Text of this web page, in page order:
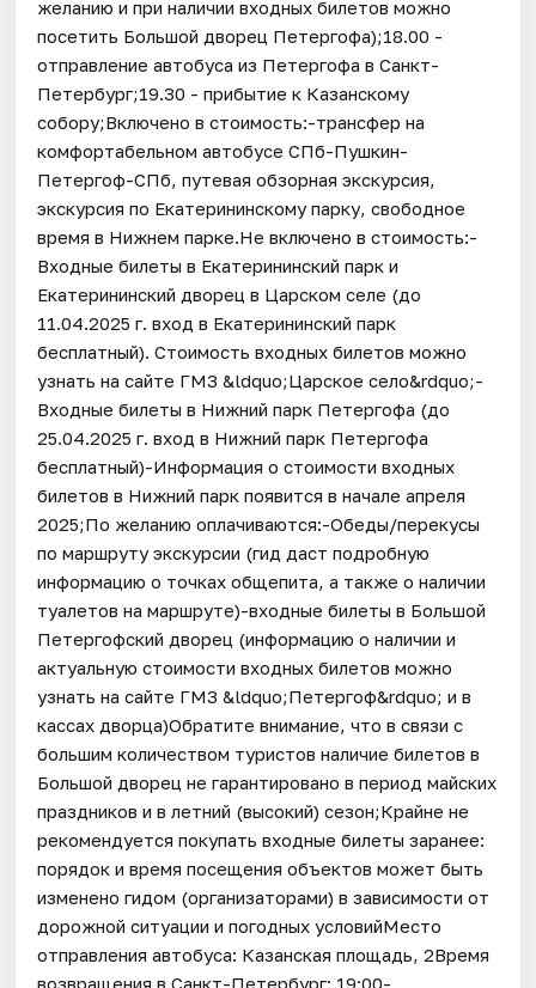
желанию и при наличии входных билетов можно
посетить Большой дворец Петергофа);18.00 -
отправление автобуса из Петергофа в Санкт-
Петербург;19.30 - прибытие к Казанскому
собору;Включено в стоимость:-трансфер на
комфортабельном автобусе СПб-Пушкин-
Петергоф-СПб, путевая обзорная экскурсия,
экскурсия по Екатерининскому парку, свободное
время в Нижнем парке.Не включено в стоимость:-
Входные билеты в Екатерининский парк и
Екатерининский дворец в Царском селе (до
11.04.2025 г. вход в Екатерининский парк
бесплатный). Стоимость входных билетов можно
узнать на сайте ГМЗ &ldquo;Царское село&rdquo;-
Входные билеты в Нижний парк Петергофа (до
25.04.2025 г. вход в Нижний парк Петергофа
бесплатный)-Информация о стоимости входных
билетов в Нижний парк появится в начале апреля
2025;По желанию оплачиваются:-Обеды/перекусы
по маршруту экскурсии (гид даст подробную
информацию о точках общепита, а также о наличии
туалетов на маршруте)-входные билеты в Большой
Петергофский дворец (информацию о наличии и
актуальную стоимости входных билетов можно
узнать на сайте ГМЗ &ldquo;Петергоф&rdquo; и в
кассах дворца)Обратите внимание, что в связи с
большим количеством туристов наличие билетов в
Большой дворец не гарантировано в период майских
праздников и в летний (высокий) сезон;Крайне не
рекомендуется покупать входные билеты заранее:
порядок и время посещения объектов может быть
изменено гидом (организаторами) в зависимости от
дорожной ситуации и погодных условийМесто
отправления автобуса: Казанская площадь, 2Время
возвращения в Санкт-Петербург: 19:00-